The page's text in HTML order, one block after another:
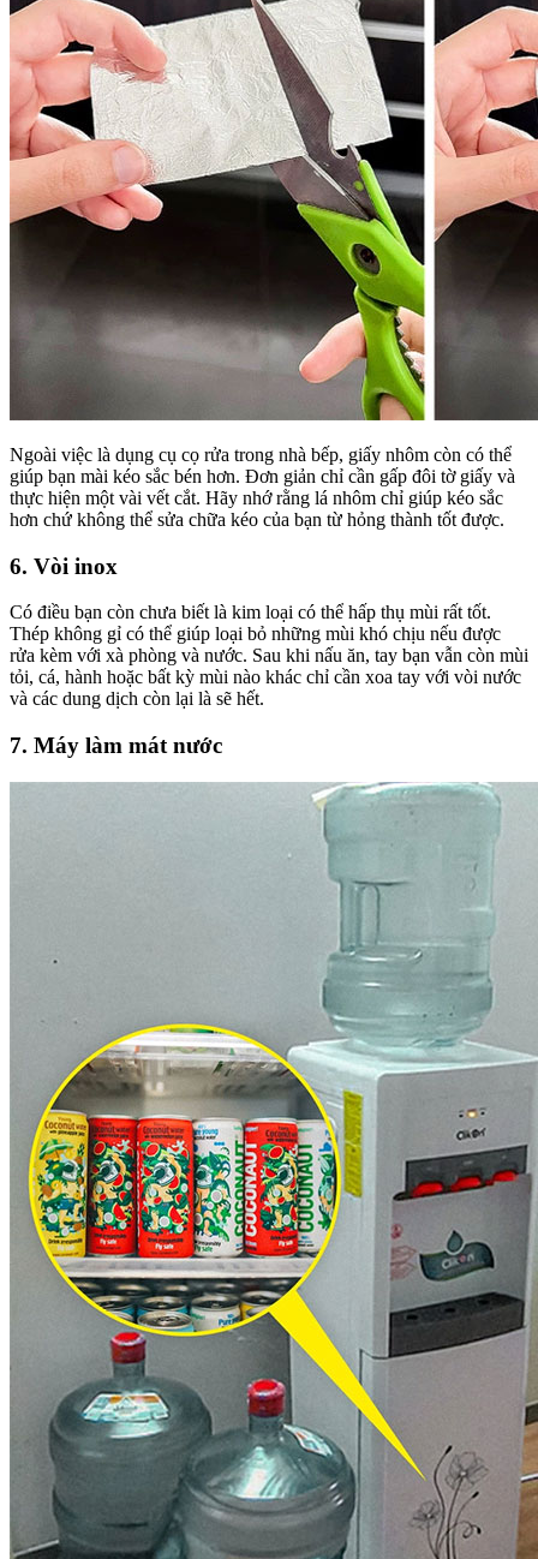
Ngoài việc là dụng cụ cọ rửa trong nhà bếp, giấy nhôm còn có thể
giúp bạn mài kéo sắc bén hơn. Đơn giản chỉ cần gấp đôi tờ giấy và
thực hiện một vài vết cắt. Hãy nhớ rằng lá nhôm chỉ giúp kéo sắc
hơn chứ không thể sửa chữa kéo của bạn từ hỏng thành tốt được.
6. Vòi inox
Có điều bạn còn chưa biết là kim loại có thể hấp thụ mùi rất tốt.
Thép không gỉ có thể giúp loại bỏ những mùi khó chịu nếu được
rửa kèm với xà phòng và nước. Sau khi nấu ăn, tay bạn vẫn còn mùi
tỏi, cá, hành hoặc bất kỳ mùi nào khác chỉ cần xoa tay với vòi nước
và các dung dịch còn lại là sẽ hết.
7. Máy làm mát nước